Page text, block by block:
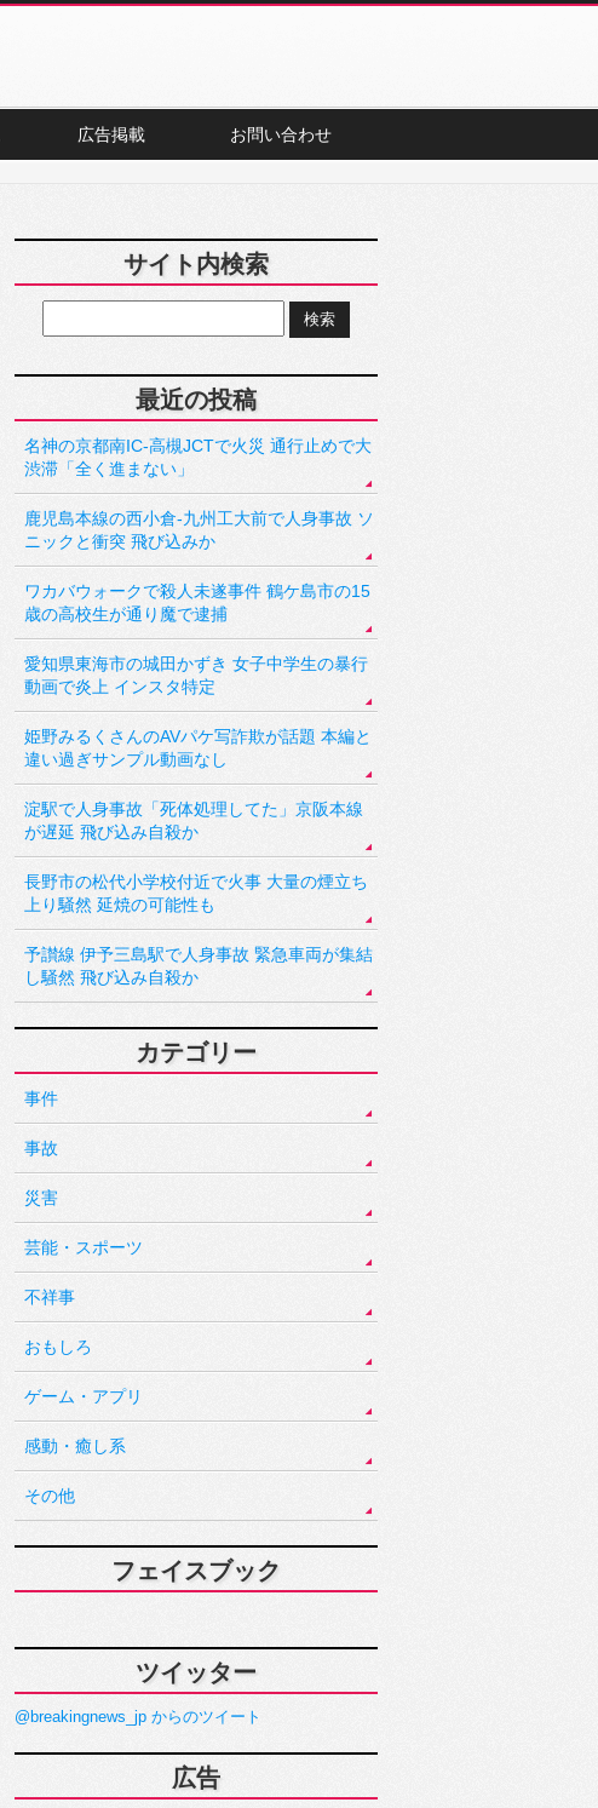
広告掲載 お問い合わせ
サイト内検索
最近の投稿
名神の京都南IC-高槻JCTで火災 通行止めで大
渋滞「全く進まない」
鹿児島本線の西小倉-九州工大前で人身事故 ソ
ニックと衝突 飛び込みか
ワカバウォークで殺人未遂事件 鶴ケ島市の15
歳の高校生が通り魔で逮捕
愛知県東海市の城田かずき 女子中学生の暴行
動画で炎上 インスタ特定
姫野みるくさんのAVパケ写詐欺が話題 本編と
違い過ぎサンプル動画なし
淀駅で人身事故「死体処理してた」京阪本線
が遅延 飛び込み自殺か
長野市の松代小学校付近で火事 大量の煙立ち
上り騒然 延焼の可能性も
予讃線 伊予三島駅で人身事故 緊急車両が集結
し騒然 飛び込み自殺か
カテゴリー
事件
事故
災害
芸能・スポーツ
不祥事
おもしろ
ゲーム・アプリ
感動・癒し系
その他
フェイスブック
ツイッター
@breakingnews_jp からのツイート
広告